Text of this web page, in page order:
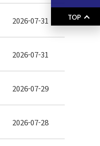
2026-07-31
2026-07-31
2026-07-29
2026-07-28
TOP